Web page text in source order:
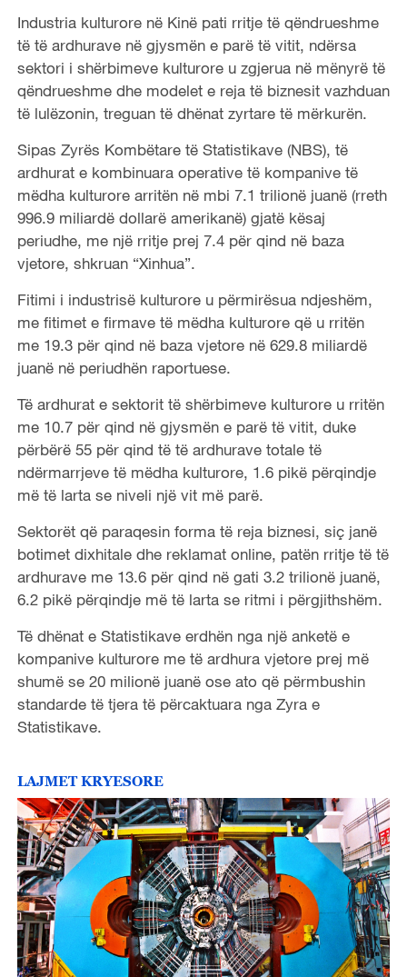
Industria kulturore në Kinë pati rritje të qëndrueshme
të të ardhurave në gjysmën e parë të vitit, ndërsa
sektori i shërbimeve kulturore u zgjerua në mënyrë të
qëndrueshme dhe modelet e reja të biznesit vazhduan
të lulëzonin, treguan të dhënat zyrtare të mërkurën.
Sipas Zyrës Kombëtare të Statistikave (NBS), të
ardhurat e kombinuara operative të kompanive të
mëdha kulturore arritën në mbi 7.1 trilionë juanë (rreth
996.9 miliardë dollarë amerikanë) gjatë kësaj
periudhe, me një rritje prej 7.4 për qind në baza
vjetore, shkruan “Xinhua”.
Fitimi i industrisë kulturore u përmirësua ndjeshëm,
me fitimet e firmave të mëdha kulturore që u rritën
me 19.3 për qind në baza vjetore në 629.8 miliardë
juanë në periudhën raportuese.
Të ardhurat e sektorit të shërbimeve kulturore u rritën
me 10.7 për qind në gjysmën e parë të vitit, duke
përbërë 55 për qind të të ardhurave totale të
ndërmarrjeve të mëdha kulturore, 1.6 pikë përqindje
më të larta se niveli një vit më parë.
Sektorët që paraqesin forma të reja biznesi, siç janë
botimet dixhitale dhe reklamat online, patën rritje të të
ardhurave me 13.6 për qind në gati 3.2 trilionë juanë,
6.2 pikë përqindje më të larta se ritmi i përgjithshëm.
Të dhënat e Statistikave erdhën nga një anketë e
kompanive kulturore me të ardhura vjetore prej më
shumë se 20 milionë juanë ose ato që përmbushin
standarde të tjera të përcaktuara nga Zyra e
Statistikave.
LAJMET KRYESORE